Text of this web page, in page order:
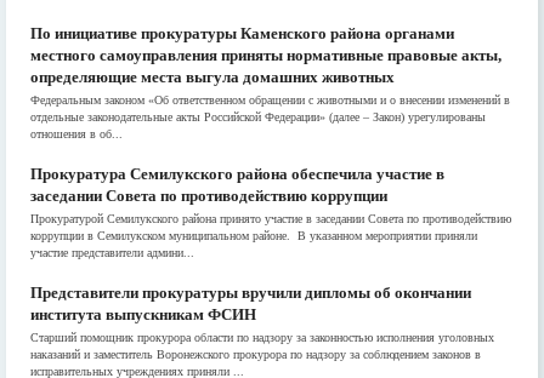
По инициативе прокуратуры Каменского района органами
местного самоуправления приняты нормативные правовые акты,
определяющие места выгула домашних животных
Федеральным законом «Об ответственном обращении с животными и о внесении изменений в
отдельные законодательные акты Российской Федерации» (далее – Закон) урегулированы
отношения в об...
Прокуратура Семилукского района обеспечила участие в
заседании Совета по противодействию коррупции
Прокуратурой Семилукского района принято участие в заседании Совета по противодействию
коррупции в Семилукском муниципальном районе. В указанном мероприятии приняли
участие представители админи...
Представители прокуратуры вручили дипломы об окончании
института выпускникам ФСИН
Старший помощник прокурора области по надзору за законностью исполнения уголовных
наказаний и заместитель Воронежского прокурора по надзору за соблюдением законов в
исправительных учреждениях приняли ...